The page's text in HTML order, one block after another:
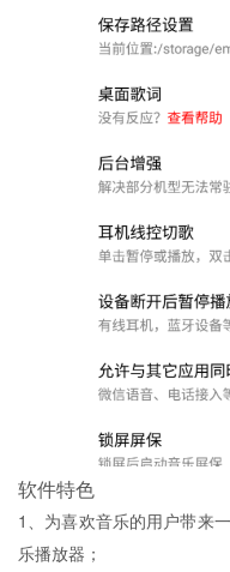
软件特色
1、为喜欢音乐的用户带来
乐播放器；